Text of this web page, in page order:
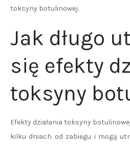
toksyny botulinowej.
Jak długo
się efekty
toksyny
Efekty działania toksyny
kilku dniach od zabiegu i mogą